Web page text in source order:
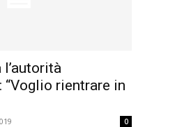
rientrare in
0